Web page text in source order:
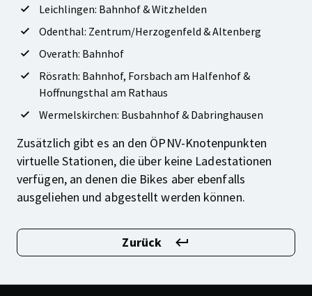
Leichlingen: Bahnhof & Witzhelden
Odenthal: Zentrum/Herzogenfeld & Altenberg
Overath: Bahnhof
Rösrath: Bahnhof, Forsbach am Halfenhof &
Hoffnungsthal am Rathaus
Wermelskirchen: Busbahnhof & Dabringhausen
Zusätzlich gibt es an den ÖPNV-Knotenpunkten
virtuelle Stationen, die über keine Ladestationen
verfügen, an denen die Bikes aber ebenfalls
ausgeliehen und abgestellt werden können.
Zurück